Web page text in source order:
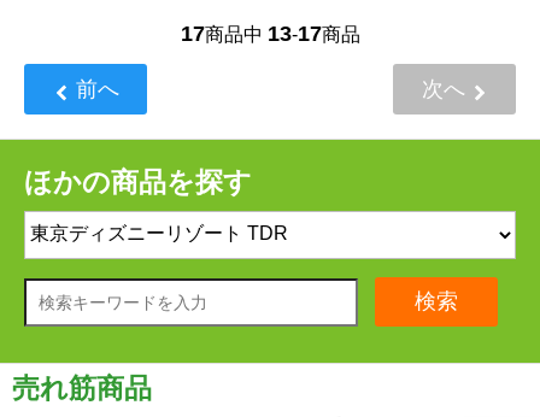
17商品中 13-17商品
前へ 次へ
ほかの商品を探す
検索
売れ筋商品